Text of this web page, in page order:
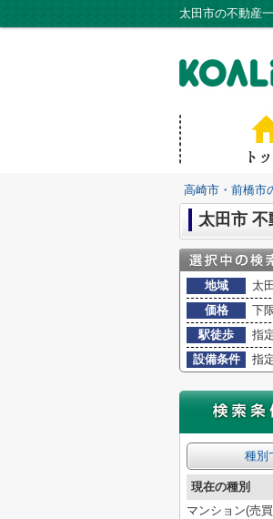
太田市の不動産
高崎市・前橋市
太田市
地域
太
価格
下
駅徒歩
指
設備条件
指
種別
現在の種別
マンション(売